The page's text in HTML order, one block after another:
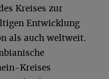
Kreises zur
Entwicklung
als auch weltweit.
Kreises